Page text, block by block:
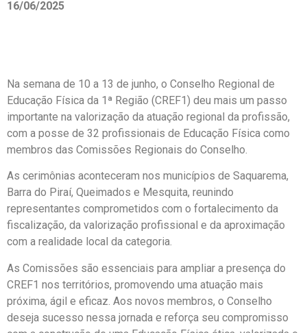
16/06/2025
Na semana de 10 a 13 de junho, o Conselho Regional de
Educação Física da 1ª Região (CREF1) deu mais um passo
importante na valorização da atuação regional da profissão,
com a posse de 32 profissionais de Educação Física como
membros das Comissões Regionais do Conselho.
As cerimônias aconteceram nos municípios de Saquarema,
Barra do Piraí, Queimados e Mesquita, reunindo
representantes comprometidos com o fortalecimento da
fiscalização, da valorização profissional e da aproximação
com a realidade local da categoria.
As Comissões são essenciais para ampliar a presença do
CREF1 nos territórios, promovendo uma atuação mais
próxima, ágil e eficaz. Aos novos membros, o Conselho
deseja sucesso nessa jornada e reforça seu compromisso